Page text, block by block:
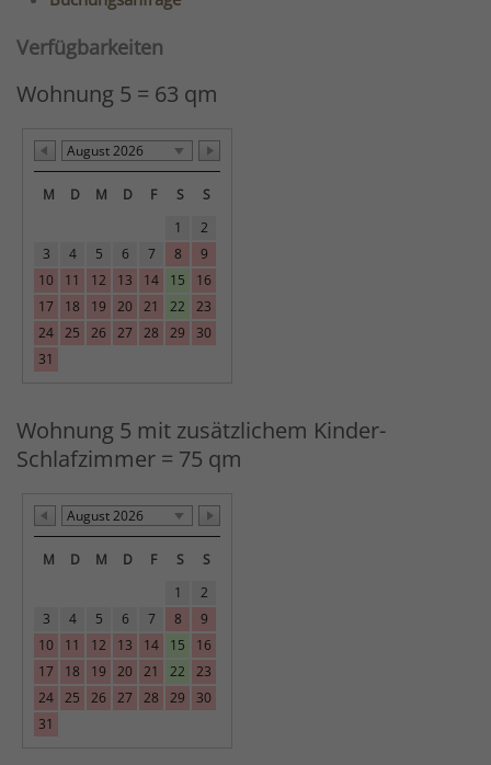
Verfügbarkeiten
Wohnung 5 = 63 qm
August 2026
M D M D F S
S
1
2
3
4 5 6 7 8
9
10
11 12 13 14 15
16
17
18 19 20 21 22
23
24 25 26 27 28 29
30
31
Wohnung 5 mit zusätzlichem Kinder-
Schlafzimmer = 75 qm
August 2026
M D M D F S
S
1
2
3
4 5 6 7 8
9
10
11 12 13 14 15
16
17
18 19 20 21 22
23
24 25 26 27 28 29
30
31